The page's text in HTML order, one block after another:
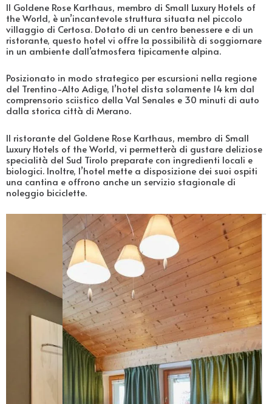
Il Goldene Rose Karthaus, membro di Small Luxury Hotels of
the World, è un’incantevole struttura situata nel piccolo
villaggio di Certosa. Dotato di un centro benessere e di un
ristorante, questo hotel vi offre la possibilità di soggiornare
in un ambiente dall’atmosfera tipicamente alpina.
Posizionato in modo strategico per escursioni nella regione
del Trentino-Alto Adige, l’hotel dista solamente 14 km dal
comprensorio sciistico della Val Senales e 30 minuti di auto
dalla storica città di Merano.
Il ristorante del Goldene Rose Karthaus, membro di Small
Luxury Hotels of the World, vi permetterà di gustare deliziose
specialità del Sud Tirolo preparate con ingredienti locali e
biologici. Inoltre, l’hotel mette a disposizione dei suoi ospiti
una cantina e offrono anche un servizio stagionale di
noleggio biciclette.